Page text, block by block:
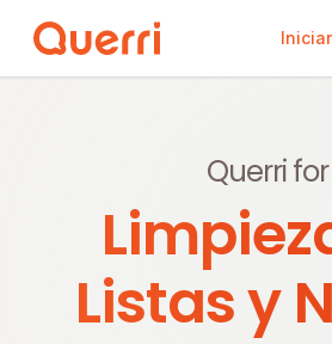
Querri for
Listas y